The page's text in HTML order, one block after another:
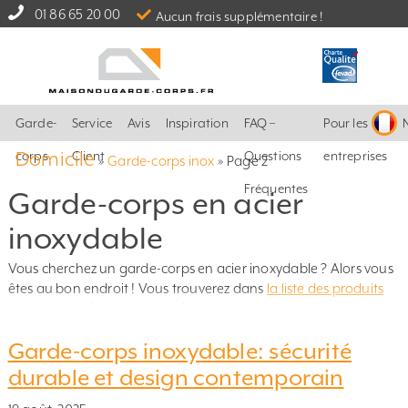
01 86 65 20 00 Aucun frais supplémentaire !
Garde-
corps
Service
Client
Avis Inspiration FAQ –
Questions
Fréquentes
Pour les
entreprises
Domicile»Garde-corps inox » Page 2
Garde-corps en acier
inoxydable
Vous cherchez un garde-corps en acier inoxydable ? Alors vous
êtes au bon endroit ! Vous trouverez dans la liste des produits
barreaux horizontaux ou verticaux et garde-corps à câbles.
Passez ensuite à notre outil de conception simple, où vous
fournissez vos mesures et pouvez connaître le coût de votre
Garde-corps inoxydable: sécurité
durable et design contemporain